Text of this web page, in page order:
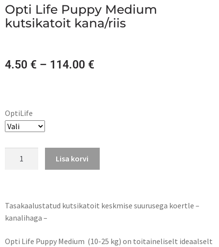
Opti Life Puppy Medium
kutsikatoit kana/riis
4.50 € – 114.00 €
OptiLife
Lisa korvi
Tasakaalustatud kutsikatoit keskmise suurusega koertle –
kanalihaga –
Opti Life Puppy Medium (10-25 kg) on toitaineliselt ideaalselt